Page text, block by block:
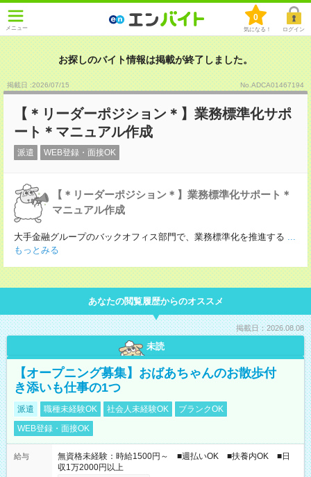
メニュー
0
気になる！ ログイン
お探しのバイト情報は掲載が終了しました。
掲載日 :2026/07/15 No.ADCA01467194
【＊リーダーポジション＊】業務標準化サポ
ート＊マニュアル作成
派遣 WEB登録・面接OK
【＊リーダーポジション＊】業務標準化サポート＊
マニュアル作成
大手金融グループのバックオフィス部門で、業務標準化を推進する ...
もっとみる
あなたの閲覧履歴からのオススメ
掲載日：2026.08.08
未読
【オープニング募集】おばあちゃんのお散歩付
き添いも仕事の1つ
派遣 職種未経験OK 社会人未経験OK
ブランクOK
WEB登録・面接OK
給与
無資格未経験：時給1500円～ ■週払いOK ■扶養内OK ■日
収1万2000円以上